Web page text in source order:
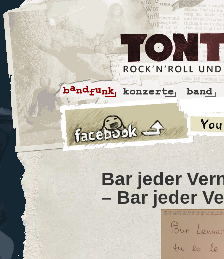
Bar jeder
– Bar jeder